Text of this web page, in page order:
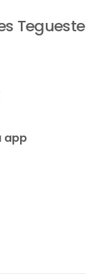
Tegueste
app